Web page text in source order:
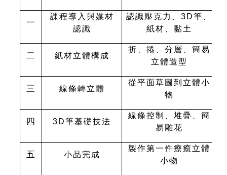
一
課程導入與媒材
認識
認識壓克力、3D筆、
紙材、黏土
二 紙材立體構成
折、捲、分層、簡易
立體造型
三 線條轉立體
從平面草圖到立體小
物
四 3D筆基礎技法
線條控制、堆疊、簡
易雕花
五 小品完成
製作第一件療癒立體
小物